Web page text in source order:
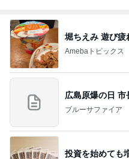
堀ちえみ 遊び疲
Amebaトピックス
広島原爆の日
ブルーサファイア
投資を始めても